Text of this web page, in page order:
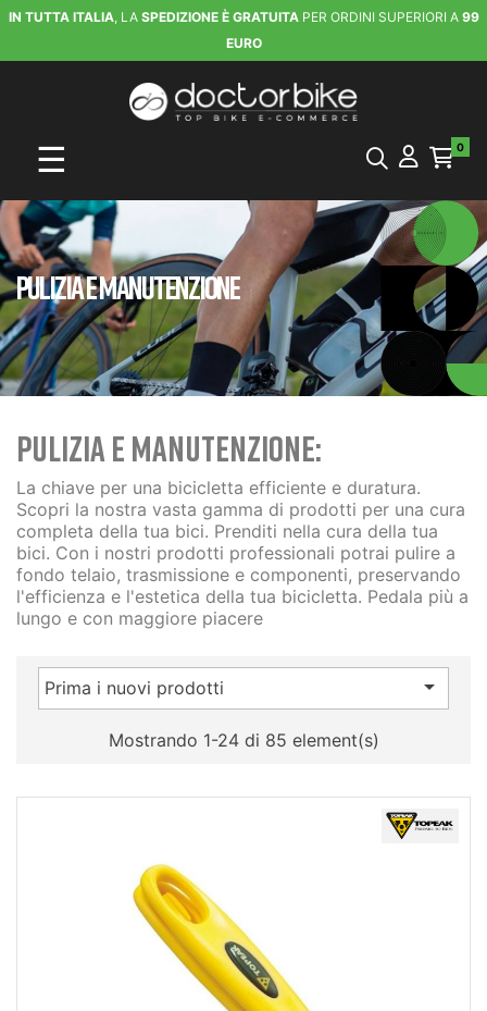
IN TUTTA ITALIA, LA SPEDIZIONE È GRATUITAPER ORDINI SUPERIORI A 99
EURO
navigazione Toggle
☰ 0
PULIZIA E MANUTENZIONE
PULIZIA E MANUTENZIONE:
La chiave per una bicicletta efficiente e duratura.
Scopri la nostra vasta gamma di prodotti per una cura
completa della tua bici. Prenditi nella cura della tua
bici. Con i nostri prodotti professionali potrai pulire a
fondo telaio, trasmissione e componenti, preservando
l'efficienza e l'estetica della tua bicicletta. Pedala più a
lungo e con maggiore piacere
Prima i nuovi prodotti 
Mostrando 1-24 di 85 element(s)